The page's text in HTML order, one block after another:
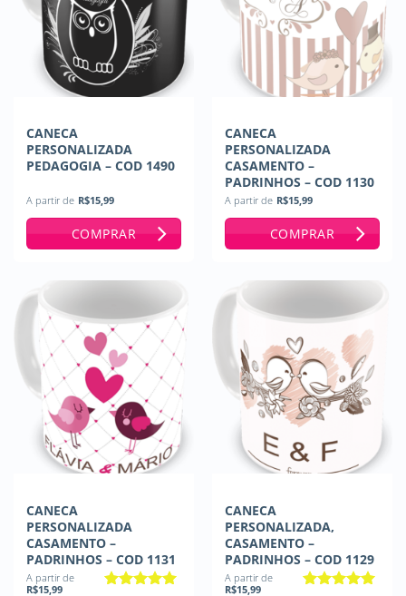
CANECA
PERSONALIZADA
PEDAGOGIA – COD 1490
A partir de R$15,99
COMPRAR
CANECA
PERSONALIZADA
CASAMENTO –
PADRINHOS – COD 1130
A partir de R$15,99
COMPRAR
CANECA
PERSONALIZADA
CASAMENTO –
PADRINHOS – COD 1131
A partir de
R$15,99
CANECA
PERSONALIZADA,
CASAMENTO –
PADRINHOS – COD 1129
A partir de
R$15,99